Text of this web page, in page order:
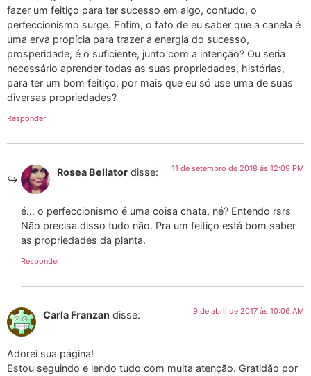
fazer um feitiço para ter sucesso em algo, contudo, o
perfeccionismo surge. Enfim, o fato de eu saber que a canela é
uma erva propícia para trazer a energia do sucesso,
prosperidade, é o suficiente, junto com a intenção? Ou seria
necessário aprender todas as suas propriedades, histórias,
para ter um bom feitiço, por mais que eu só use uma de suas
diversas propriedades?
Responder
Rosea Bellator disse: 11 de setembro de 2018 às 12:09 PM
é… o perfeccionismo é uma coisa chata, né? Entendo rsrs
Não precisa disso tudo não. Pra um feitiço está bom saber
as propriedades da planta.
Responder
Carla Franzan disse: 9 de abril de 2017 às 10:06 AM
Adorei sua página!
Estou seguindo e lendo tudo com muita atenção. Gratidão por